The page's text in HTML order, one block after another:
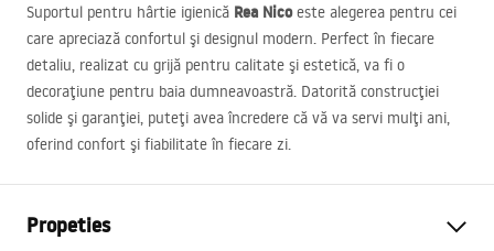
Suportul pentru hârtie igienică Rea Nicoeste alegerea pentru cei
care apreciază confortul şi designul modern. Perfect în fiecare
detaliu, realizat cu grijă pentru calitate şi estetică, va fi o
decoraţiune pentru baia dumneavoastră. Datorită construcţiei
solide şi garanţiei, puteţi avea încredere că vă va servi mulţi ani,
oferind confort şi fiabilitate în fiecare zi.
Propeties